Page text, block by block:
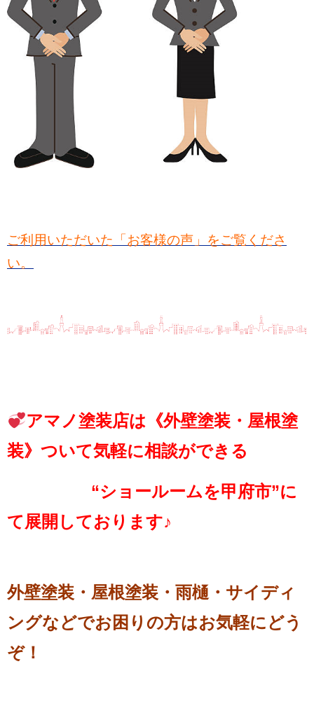
ご利用いただいた「お客様の声」をご覧くださ
い。
アマノ塗装店は《外壁塗装・屋根塗
装》ついて気軽に相談ができる
“ショールームを甲府市”に
て展開しております♪
外壁塗装・屋根塗装・雨樋・サイディ
ングなどでお困りの方はお気軽にどう
ぞ！